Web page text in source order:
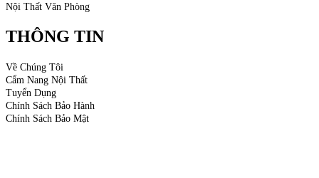
Nội Thất Văn Phòng
THÔNG TIN
Về Chúng Tôi
Cẩm Nang Nội Thất
Tuyển Dụng
Chính Sách Bảo Hành
Chính Sách Bảo Mật